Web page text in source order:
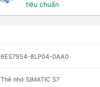
tiêu chuẩn
6ES7954-8LP04-0AA0
Thẻ nhớ SIMATIC S7